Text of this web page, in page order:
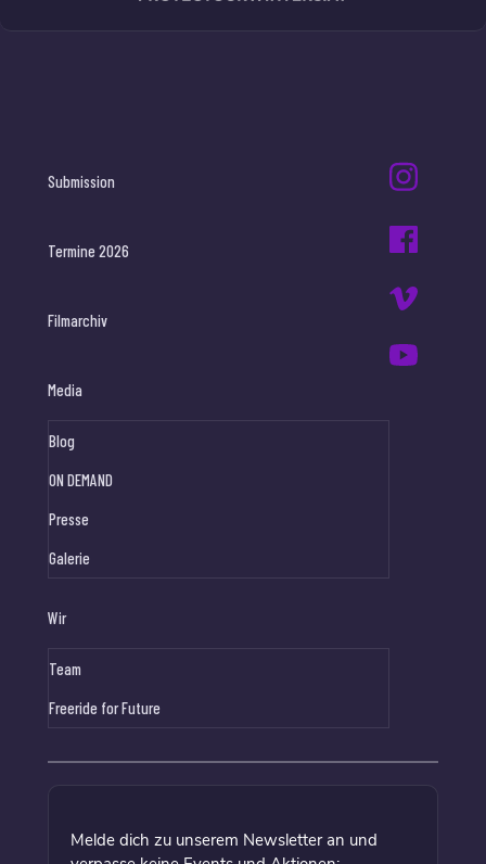
Submission
Termine 2026
Filmarchiv
Media
Blog
ON DEMAND
Presse
Galerie
Wir
Team
Freeride for Future
Melde dich zu unserem Newsletter an und